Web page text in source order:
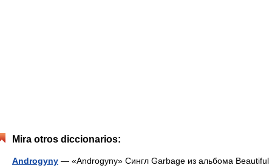
Mira otros diccionarios:
Androgyny — «Androgyny» Сингл Garbage из альбома Beautiful